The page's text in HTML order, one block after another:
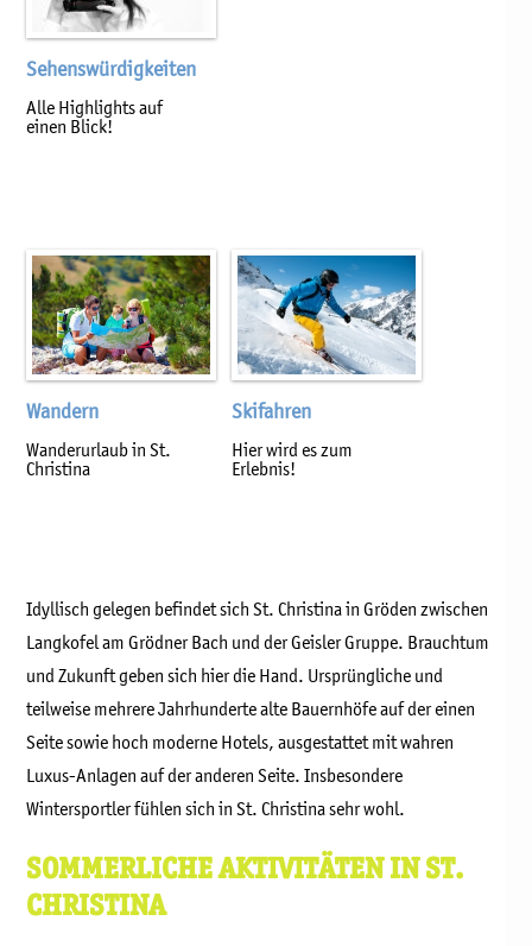
Sehenswürdigkeiten
Alle Highlights auf
einen Blick!
Wandern
Wanderurlaub in St.
Christina
Skifahren
Hier wird es zum
Erlebnis!
Idyllisch gelegen befindet sich St. Christina in Gröden zwischen
Langkofel am Grödner Bach und der Geisler Gruppe. Brauchtum
und Zukunft geben sich hier die Hand. Ursprüngliche und
teilweise mehrere Jahrhunderte alte Bauernhöfe auf der einen
Seite sowie hoch moderne Hotels, ausgestattet mit wahren
Luxus-Anlagen auf der anderen Seite. Insbesondere
Wintersportler fühlen sich in St. Christina sehr wohl.
SOMMERLICHE AKTIVITÄTEN IN ST.
CHRISTINA